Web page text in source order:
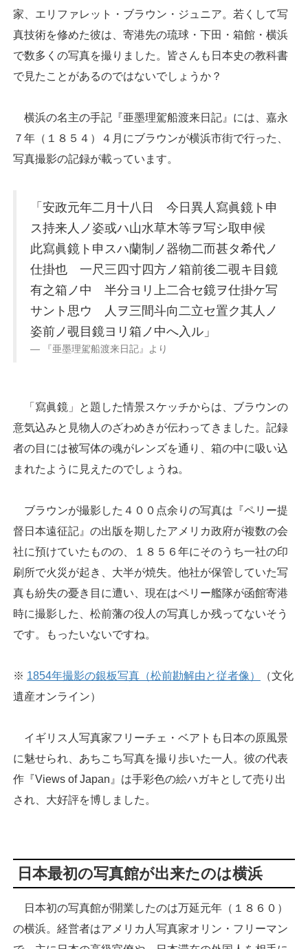
家、エリファレット・ブラウン・ジュニア。若くして写
真技術を修めた彼は、寄港先の琉球・下田・箱館・横浜
で数多くの写真を撮りました。皆さんも日本史の教科書
で見たことがあるのではないでしょうか？
横浜の名主の手記『亜墨理駕船渡来日記』には、嘉永
７年（１８５４）４月にブラウンが横浜市街で行った、
写真撮影の記録が載っています。
「安政元年二月十八日 今日異人寫眞鏡ト申
ス持来人ノ姿或ハ山水草木等ヲ写シ取申候
此寫眞鏡ト申スハ蘭制ノ器物二而甚タ希代ノ
仕掛也 一尺三四寸四方ノ箱前後二覗キ目鏡
有之箱ノ中 半分ヨリ上二合セ鏡ヲ仕掛ケ写
サント思ウ 人ヲ三間斗向二立セ置ク其人ノ
姿前ノ覗目鏡ヨリ箱ノ中へ入ル」
『亜墨理駕船渡来日記』より
「寫眞鏡」と題した情景スケッチからは、ブラウンの
意気込みと見物人のざわめきが伝わってきました。記録
者の目には被写体の魂がレンズを通り、箱の中に吸い込
まれたように見えたのでしょうね。
ブラウンが撮影した４００点余りの写真は『ペリー提
督日本遠征記』の出版を期したアメリカ政府が複数の会
社に預けていたものの、１８５６年にそのうち一社の印
刷所で火災が起き、大半が焼失。他社が保管していた写
真も紛失の憂き目に遭い、現在はペリー艦隊が函館寄港
時に撮影した、松前藩の役人の写真しか残ってないそう
です。もったいないですね。
※ 1854年撮影の銀板写真（松前勘解由と従者像）
（文化
遺産オンライン）
イギリス人写真家フリーチェ・ベアトも日本の原風景
に魅せられ、あちこち写真を撮り歩いた一人。彼の代表
作『Views of Japan』は手彩色の絵ハガキとして売り出
され、大好評を博しました。
日本最初の写真館が出来たのは横浜
日本初の写真館が開業したのは万延元年（１８６０）
の横浜。経営者はアメリカ人写真家オリン・フリーマン